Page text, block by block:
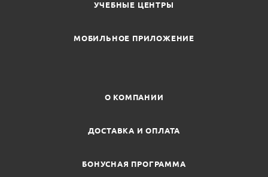
УЧЕБНЫЕ ЦЕНТРЫ
МОБИЛЬНОЕ ПРИЛОЖЕНИЕ
О КОМПАНИИ
ДОСТАВКА И ОПЛАТА
БОНУСНАЯ ПРОГРАММА